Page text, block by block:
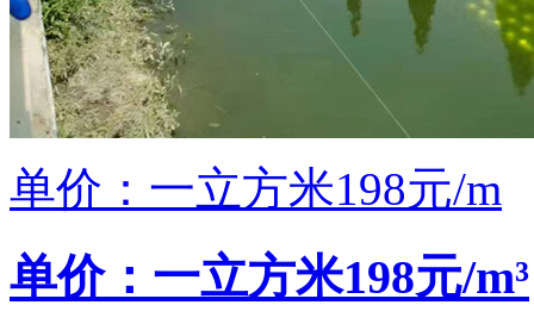
单价：一立方米198元/m
单价：一立方米198元/m³